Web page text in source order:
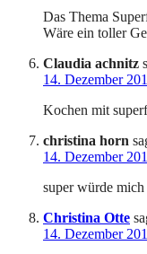
Das Thema
Wäre ein toller
Claudia achnitz
14. Dezember
Kochen mit
christina horn
14. Dezember
super würde
Christina Otte
14. Dezember